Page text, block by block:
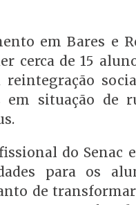
em Bares e
cerca de 15
em situação de
do Senac
para os
de